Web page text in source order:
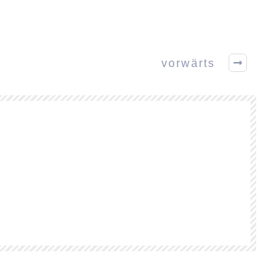
vorwärts